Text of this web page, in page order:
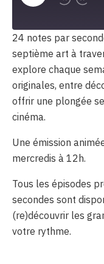
Episode
24 notes par
septième art à
explore chaque
originales, entre
offrir une plongée
cinéma.
Une émission
mercredis à 12h.
Tous les épisodes
secondes sont
(re)découvrir les
votre rythme.